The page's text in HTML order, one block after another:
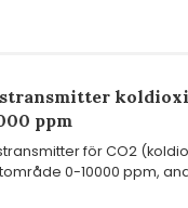
ppm
för CO2
0-10000 ppm,